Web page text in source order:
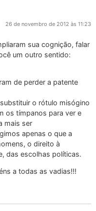
26 de novembro de 2012 às 11:23
sua cognição, falar
um outro sentido:
de perder a patente
o rótulo misógino
os tímpanos para ver e
mais ser
apenas o que a
o direito à
das escolhas políticas.
a todas as vadias!!!